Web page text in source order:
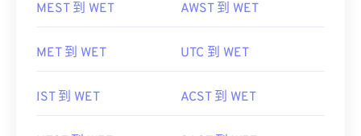
MEST 到 WET AWST 到 WET
MET 到 WET UTC 到 WET
IST 到 WET ACST 到 WET